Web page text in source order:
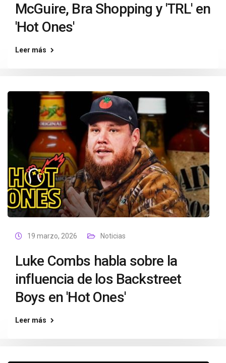
McGuire, Bra Shopping y 'TRL' en
'Hot Ones'
Leer más
19 marzo, 2026 Noticias
Luke Combs habla sobre la
influencia de los Backstreet
Boys en 'Hot Ones'
Leer más